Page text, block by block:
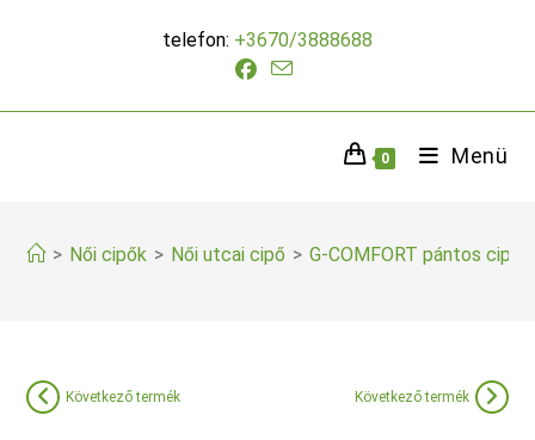
telefon: +3670/3888688
0 Menü
> Női cipők > Női utcai cipő > G-COMFORT pántos cipő
Következő termék Következő termék